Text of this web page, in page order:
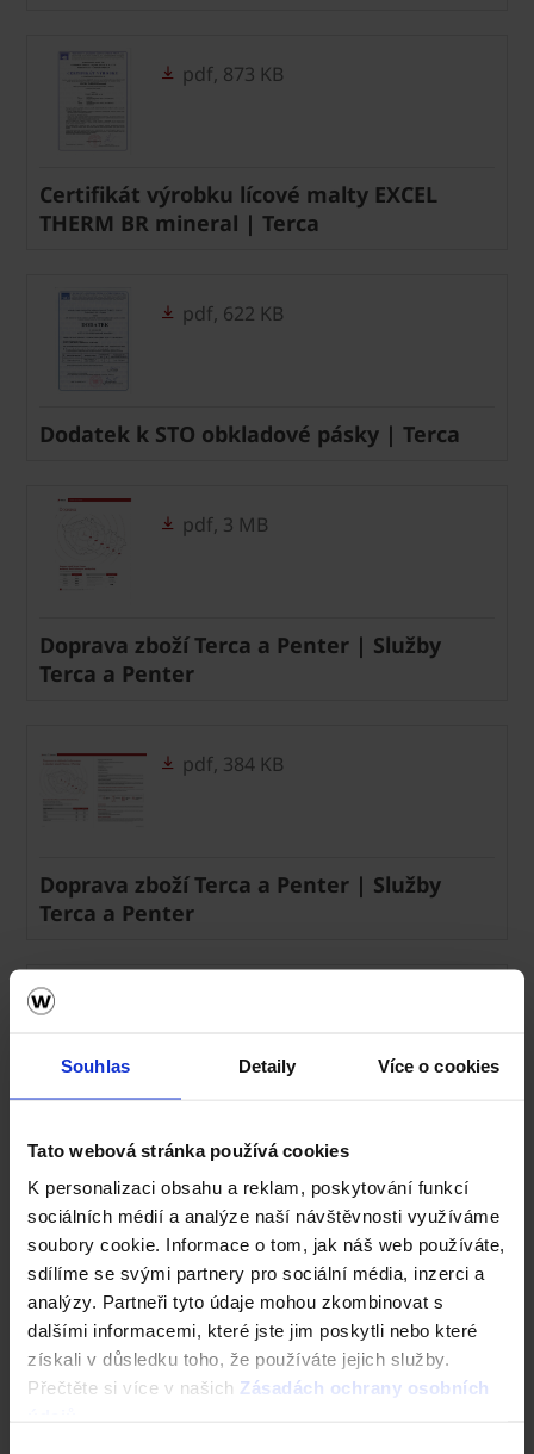
Souhlas Detaily Více o cookies
Tato webová stránka používá cookies
K personalizaci obsahu a reklam, poskytování funkcí
sociálních médií a analýze naší návštěvnosti využíváme
soubory cookie. Informace o tom, jak náš web používáte,
sdílíme se svými partnery pro sociální média, inzerci a
analýzy. Partneři tyto údaje mohou zkombinovat s
dalšími informacemi, které jste jim poskytli nebo které
získali v důsledku toho, že používáte jejich služby.
Přečtěte si více v našich Zásadách ochrany osobních
pdf, 873 KB
Certifikát výrobku lícové malty EXCEL
THERM BR mineral | Terca
pdf, 622 KB
Dodatek k STO obkladové pásky | Terca
pdf, 3 MB
Doprava zboží Terca a Penter | Služby
Terca a Penter
pdf, 384 KB
Doprava zboží Terca a Penter | Služby
Terca a Penter
pdf, 2 MB
Fasádní systém Terca Meffert Therm